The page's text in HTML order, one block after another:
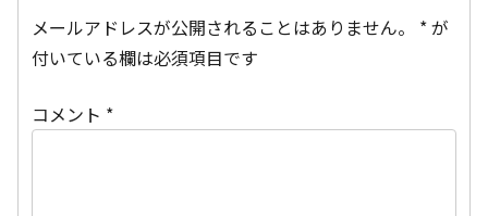
メールアドレスが公開されることはありません。
*が
付いている欄は必須項目です
コメント *